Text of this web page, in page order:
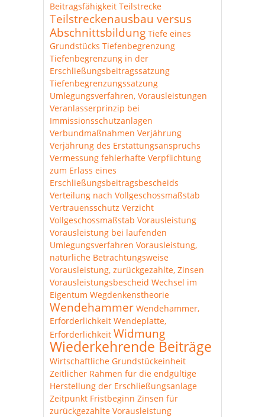
Beitragsfähigkeit Teilstrecke
Teilstreckenausbau versus
Abschnittsbildung Tiefe eines
Grundstücks Tiefenbegrenzung
Tiefenbegrenzung in der
Erschließungsbeitragssatzung
Tiefenbegrenzungssatzung
Umlegungsverfahren, Vorausleistungen
Veranlasserprinzip bei
Immissionsschutzanlagen
Verbundmaßnahmen Verjährung
Verjährung des Erstattungsanspruchs
Vermessung fehlerhafte Verpflichtung
zum Erlass eines
Erschließungsbeitragsbescheids
Verteilung nach Vollgeschossmaßstab
Vertrauensschutz Verzicht
Vollgeschossmaßstab Vorausleistung
Vorausleistung bei laufenden
Umlegungsverfahren Vorausleistung,
natürliche Betrachtungsweise
Vorausleistung, zurückgezahlte, Zinsen
Vorausleistungsbescheid Wechsel im
Eigentum Wegdenkenstheorie
Wendehammer Wendehammer,
Erforderlichkeit Wendeplatte,
Erforderlichkeit Widmung
Wiederkehrende Beiträge
Wirtschaftliche Grundstückeinheit
Zeitlicher Rahmen für die endgültige
Herstellung der Erschließungsanlage
Zeitpunkt Fristbeginn Zinsen für
zurückgezahlte Vorausleistung